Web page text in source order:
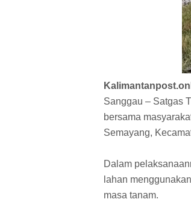
Sanggau – Satgas
bersama
Semayang,
Dalam
lahan
masa tanam.